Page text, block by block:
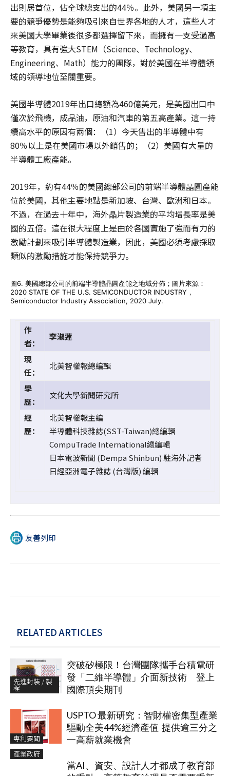
出則居首位，佔全球總支出的44％。此外，美國另一項主
要的競爭優勢是能夠吸引來自世界各地的人才，這些人才
來美國大學畢業後很多都選擇留下來，而擁有一支受過高
等教育，具有強大STEM（Science、Technology、
Engineering、Math）能力的團隊，對於美國在半導體領
域的領導地位至關重要。
美國半導體2019年出口總額為460億美元，是美國出口中
僅次於飛機，成品油，原油和汽車的第五高產業。這一持
續高水平的原因有兩個：（1）今天售出的半導體中有
80％以上是在美國市場以外銷售的；（2）美國有大量的
半導體工廠產能。
2019年，約有44％的美國總部公司的前端半導體晶圓產能
位於美國，其他主要地點是新加坡、台灣、歐洲和日本。
不過，在過去十年中，海外晶片製造業的平均增長率是美
國的五倍。這在很大程度上是由於各國實施了強而有力的
激勵計劃來吸引半導體製造業，因此，美國必須考慮採取
類似的激勵措施才能保持競爭力。
圖6. 美國總部公司的前端半導體晶圓產能之地域分佈；圖片來源：
2020 STATE OF THE U.S. SEMICONDUCTOR INDUSTRY，
Semiconductor Industry Association, 2020 July.
作
者：
李淑蓮
現
任：
北美智權報總編輯
學
歷：
文化大學新聞研究所
經
歷：
北美智權報主編
半導體科技雜誌(SST-Taiwan)總編輯
CompuTrade International總編輯
日本電波新聞 (Dempa Shinbun) 駐海外記者
日經亞洲電子雜誌 (台灣版) 編輯
友善列印
RELATED ARTICLES
先進封裝 / 製
程
突破矽極限！台灣團隊攜手台積電研
發「二維半導體」介面新技術 登上
國際頂尖期刊
專利要聞
USPTO 最新研究：智財權密集型產業
驅動全美44%經濟產值 提供逾三分之
一高薪就業機會
產業政府
當AI、資安、設計人才都成了教育部